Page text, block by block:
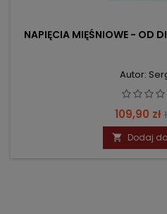
NAPIĘCIA MIĘŚNIOWE - OD
Autor:
Cena
109,90 zł
 Dodaj